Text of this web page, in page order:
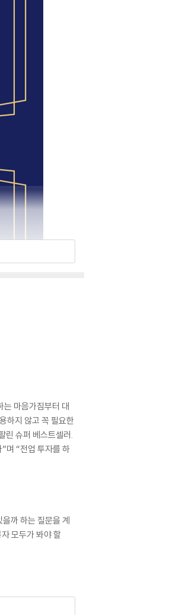
는 마음가짐부터 대
하지 않고 꼭 필요한
린 슈퍼 베스트셀러.
며 “전업 투자를 하
까 하는 질문을 계
모두가 봐야 할